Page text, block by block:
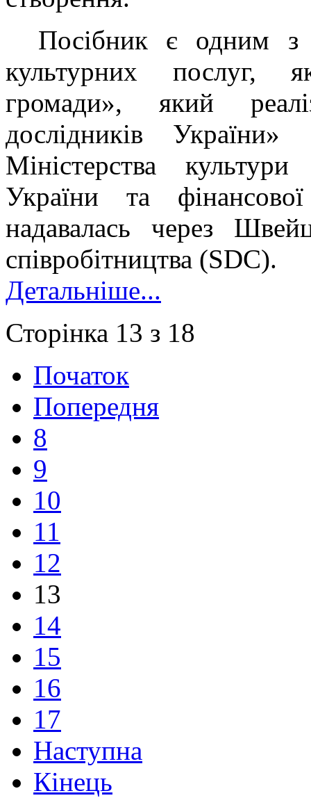
Посібник є одним з
культурних послуг,
громади», який
дослідників України»
Міністерства
України та
надавалась через
співробітництва (SDC).
Детальніше...
Сторінка 13 з 18
Початок
Попередня
8
9
10
11
12
13
14
15
16
17
Наступна
Кінець